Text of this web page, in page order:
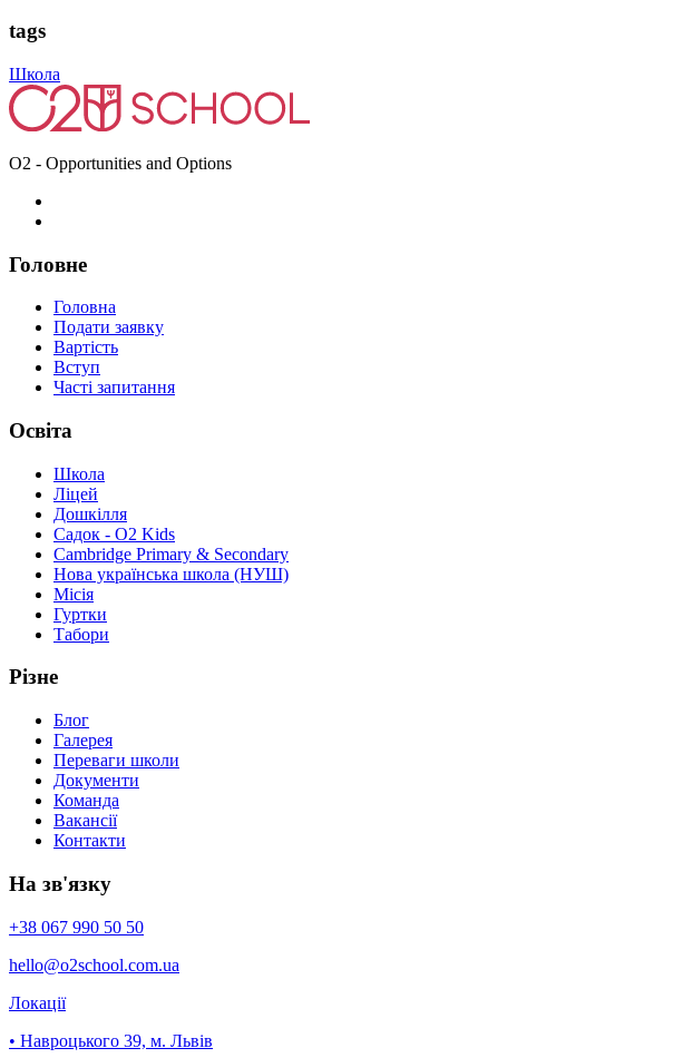
tags
Школа
O2 - Opportunities and Options
Головне
Головна
Подати заявку
Вартість
Вступ
Часті запитання
Освіта
Школа
Ліцей
Дошкілля
Садок - O2 Kids
Cambridge Primary & Secondary
Нова українська школа (НУШ)
Місія
Гуртки
Табори
Різне
Блог
Галерея
Переваги школи
Документи
Команда
Вакансії
Контакти
На зв'язку
+38 067 990 50 50
hello@o2school.com.ua
Локації
• Навроцького 39, м. Львів